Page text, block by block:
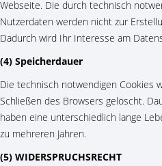
Webseite. Die durch technisch
Nutzerdaten werden nicht zur
Dadurch wird Ihr Interesse am
(4) Speicherdauer
Die technisch notwendigen Cookies
Schließen des Browsers gelöscht.
haben eine unterschiedlich lange
zu mehreren Jahren.
(5) WIDERSPRUCHSRECHT